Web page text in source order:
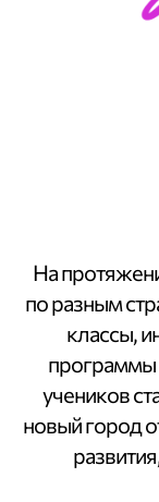
На
по разным
классы,
программы
учеников
новый город